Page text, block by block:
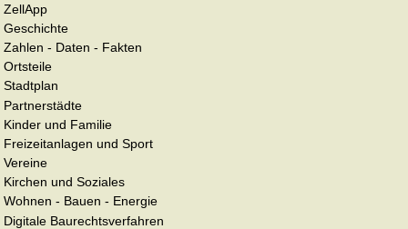
ZellApp
Geschichte
Zahlen - Daten - Fakten
Ortsteile
Stadtplan
Partnerstädte
Kinder und Familie
Freizeitanlagen und Sport
Vereine
Kirchen und Soziales
Wohnen - Bauen - Energie
Digitale Baurechtsverfahren